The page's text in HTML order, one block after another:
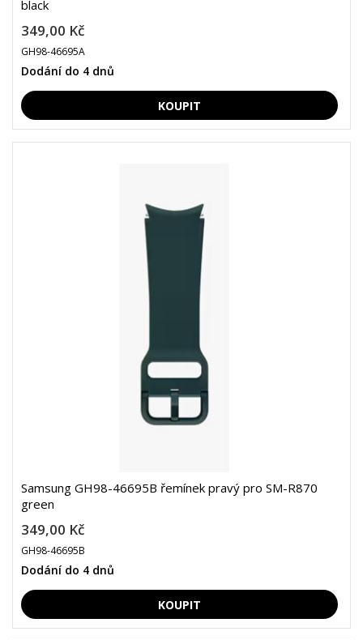
black
349,00 Kč
GH98-46695A
Dodání do 4 dnů
Samsung GH98-46695B řemínek pravý pro SM-R870
green
349,00 Kč
GH98-46695B
Dodání do 4 dnů